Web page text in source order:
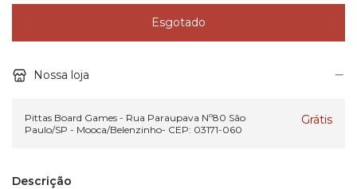
Nossa loja
Pittas Board Games - Rua Paraupava Nº80 São
Paulo/SP - Mooca/Belenzinho- CEP: 03171-060
Grátis
Descrição